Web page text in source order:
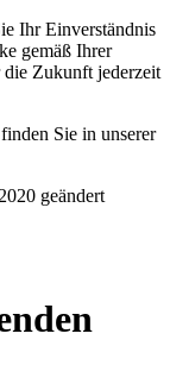
Ihr Einverständnis
gemäß Ihrer
die Zukunft jederzeit
Sie in unserer
geändert